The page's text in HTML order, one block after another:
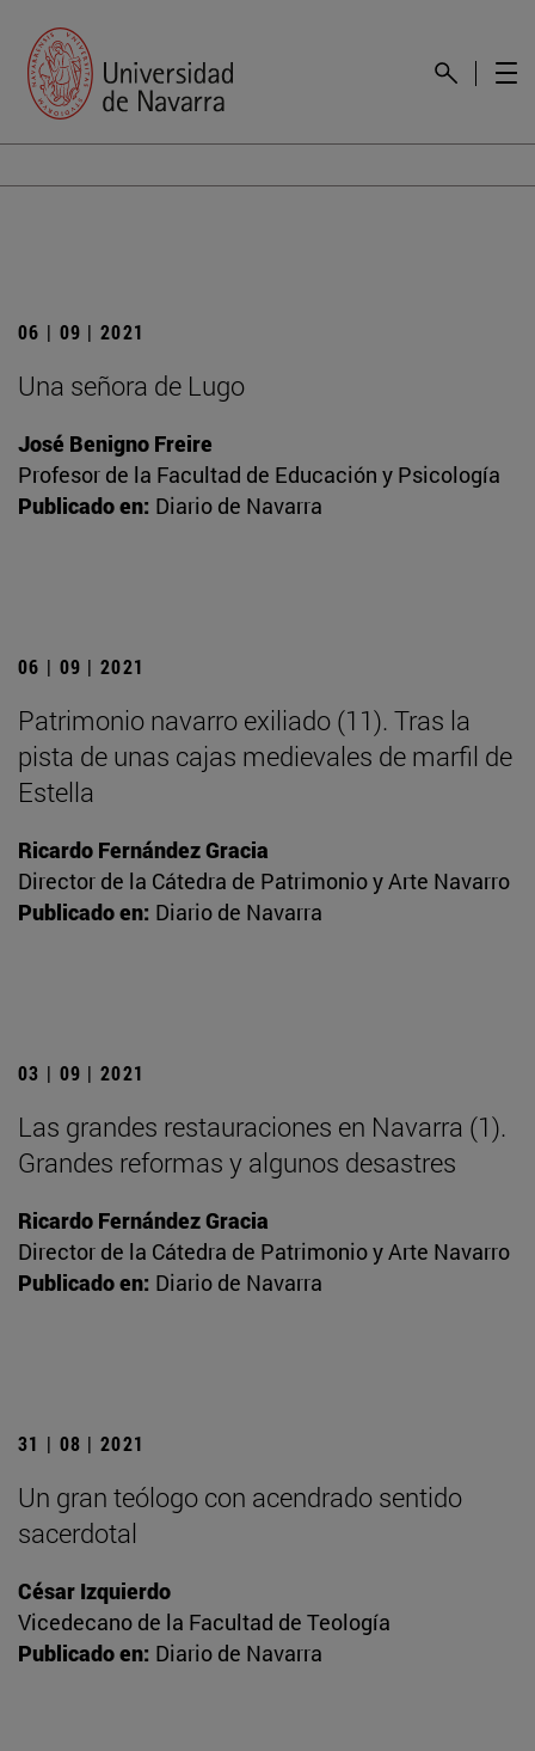
06 | 09 | 2021
Una señora de Lugo
José Benigno Freire
Profesor de la Facultad de Educación y Psicología
Publicado en: Diario de Navarra
06 | 09 | 2021
Patrimonio navarro exiliado (11). Tras la
pista de unas cajas medievales de marfil de
Estella
Ricardo Fernández Gracia
Director de la Cátedra de Patrimonio y Arte Navarro
Publicado en: Diario de Navarra
03 | 09 | 2021
Las grandes restauraciones en Navarra (1).
Grandes reformas y algunos desastres
Ricardo Fernández Gracia
Director de la Cátedra de Patrimonio y Arte Navarro
Publicado en: Diario de Navarra
31 | 08 | 2021
Un gran teólogo con acendrado sentido
sacerdotal
César Izquierdo
Vicedecano de la Facultad de Teología
Publicado en: Diario de Navarra